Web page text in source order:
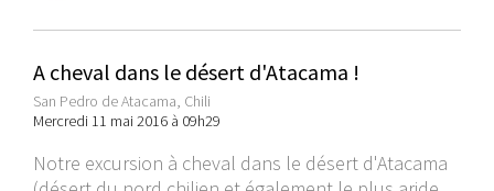
A cheval dans le désert d'Atacama !
San Pedro de Atacama, Chili
Mercredi 11 mai 2016 à 09h29
Notre excursion à cheval dans le désert d'Atacama